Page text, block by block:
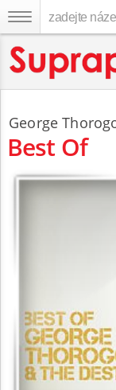
George
Best Of